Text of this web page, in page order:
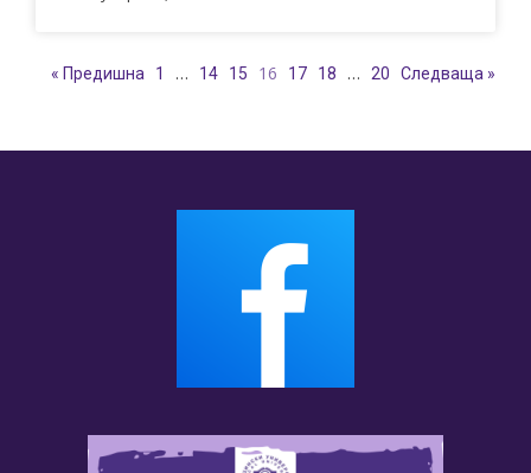
« Предишна 1 … 14 15 16 17 18 … 20 Следваща »